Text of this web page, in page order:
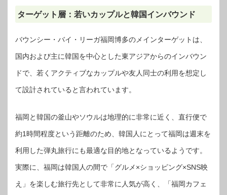
ターゲット層：若いカップルと韓国インバウンド
バウンシー・バイ・リーガ福岡博多のメインターゲットは、
国内および主に韓国を中心とした東アジアからのインバウン
ドで、若くアクティブなカップルや友人同士の利用を想定し
て設計されていると言われています。
福岡と韓国の釜山やソウルは地理的に非常に近く、直行便で
約1時間程度という距離のため、韓国人にとって福岡は週末を
利用した弾丸旅行にも最適な目的地となっているようです。
実際に、福岡は韓国人の間で「グルメ×ショッピング×SNS映
え」を楽しむ旅行先として非常に人気が高く、「福岡カフェ